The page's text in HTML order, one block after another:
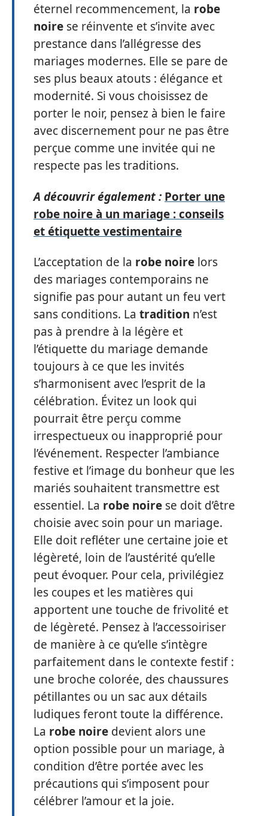
éternel recommencement, la robe
noire se réinvente et s’invite avec
prestance dans l’allégresse des
mariages modernes. Elle se pare de
ses plus beaux atouts : élégance et
modernité. Si vous choisissez de
porter le noir, pensez à bien le faire
avec discernement pour ne pas être
perçue comme une invitée qui ne
respecte pas les traditions.
A découvrir également : Porter une
robe noire à un mariage : conseils
et étiquette vestimentaire
L’acceptation de la robe noire lors
des mariages contemporains ne
signifie pas pour autant un feu vert
sans conditions. La tradition n’est
pas à prendre à la légère et
l’étiquette du mariage demande
toujours à ce que les invités
s’harmonisent avec l’esprit de la
célébration. Évitez un look qui
pourrait être perçu comme
irrespectueux ou inapproprié pour
l’événement. Respecter l’ambiance
festive et l’image du bonheur que les
mariés souhaitent transmettre est
essentiel. La robe noire se doit d’être
choisie avec soin pour un mariage.
Elle doit refléter une certaine joie et
légèreté, loin de l’austérité qu’elle
peut évoquer. Pour cela, privilégiez
les coupes et les matières qui
apportent une touche de frivolité et
de légèreté. Pensez à l’accessoiriser
de manière à ce qu’elle s’intègre
parfaitement dans le contexte festif :
une broche colorée, des chaussures
pétillantes ou un sac aux détails
ludiques feront toute la différence.
La robe noire devient alors une
option possible pour un mariage, à
condition d’être portée avec les
précautions qui s’imposent pour
célébrer l’amour et la joie.